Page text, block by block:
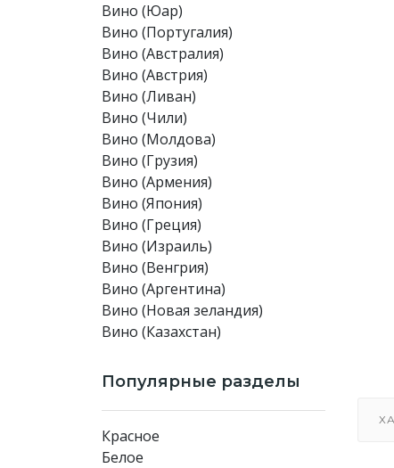
Вино (Юар)
Вино (Португалия)
Вино (Австралия)
Вино (Австрия)
Вино (Ливан)
Вино (Чили)
Вино (Молдова)
Вино (Грузия)
Вино (Армения)
Вино (Япония)
Вино (Греция)
Вино (Израиль)
Вино (Венгрия)
Вино (Аргентина)
Вино (Новая зеландия)
Вино (Казахстан)
Популярные разделы
Красное
Белое